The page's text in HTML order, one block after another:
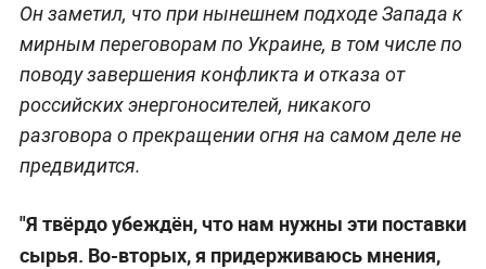
Он заметил, что при нынешнем подходе Запада к
мирным переговорам по Украине, в том числе по
поводу завершения конфликта и отказа от
российских энергоносителей, никакого
разговора о прекращении огня на самом деле не
предвидится.
"Я твёрдо убеждён, что нам нужны эти поставки
сырья. Во-вторых, я придерживаюсь мнения,